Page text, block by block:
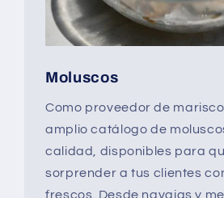
Moluscos
Como proveedor de
amplio catálogo de
calidad, disponibles para
sorprender a tus clientes
frescos. Desde navajas y